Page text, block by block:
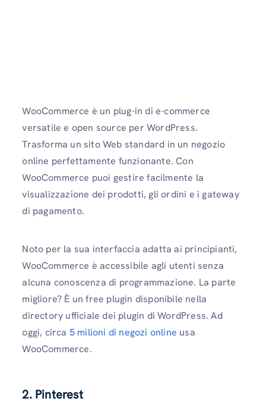
WooCommerce è un plug-in di e-commerce
versatile e open source per WordPress.
Trasforma un sito Web standard in un negozio
online perfettamente funzionante. Con
WooCommerce puoi gestire facilmente la
visualizzazione dei prodotti, gli ordini e i gateway
di pagamento.
Noto per la sua interfaccia adatta ai principianti,
WooCommerce è accessibile agli utenti senza
alcuna conoscenza di programmazione. La parte
migliore? È un free plugin disponibile nella
directory ufficiale dei plugin di WordPress. Ad
oggi, circa 5 milioni di negozi online usa
WooCommerce.
2. Pinterest